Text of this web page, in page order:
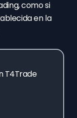
como si
en la
T4Trade